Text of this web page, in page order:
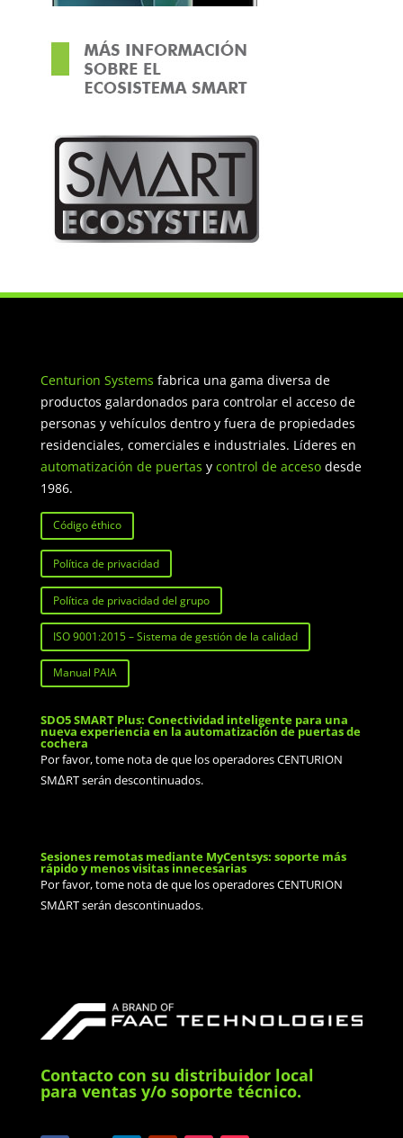
Centurion Systems fabrica una gama diversa de
productos galardonados para controlar el acceso de
personas y vehículos dentro y fuera de propiedades
residenciales, comerciales e industriales. Líderes en
automatización de puertas y control de accesodesde
1986.
Código éthico
Política de privacidad
Política de privacidad del grupo
ISO 9001:2015 – Sistema de gestión de la calidad
Manual PAIA
SDO5 SMART Plus: Conectividad inteligente para una
nueva experiencia en la automatización de puertas de
cochera
Por favor, tome nota de que los operadores CENTURION
SMΔRT serán descontinuados.
Sesiones remotas mediante MyCentsys: soporte más
rápido y menos visitas innecesarias
Por favor, tome nota de que los operadores CENTURION
SMΔRT serán descontinuados.
Contacto con su distribuidor local
para ventas y/o soporte técnico.